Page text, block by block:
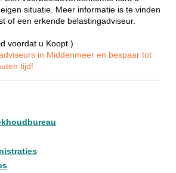
situatie. Meer informatie is te vinden
of een erkende belastingadviseur.
voordat u Koopt )
in Middenmeer en bespaar tot
tijd!